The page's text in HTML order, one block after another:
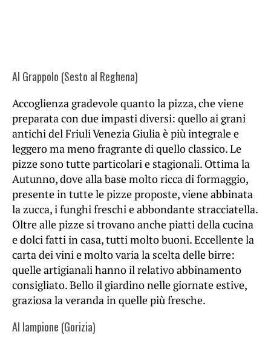
Al Grappolo (Sesto al Reghena)
Accoglienza gradevole quanto la pizza, che viene
preparata con due impasti diversi: quello ai grani
antichi del Friuli Venezia Giulia è più integrale e
leggero ma meno fragrante di quello classico. Le
pizze sono tutte particolari e stagionali. Ottima la
Autunno, dove alla base molto ricca di formaggio,
presente in tutte le pizze proposte, viene abbinata
la zucca, i funghi freschi e abbondante stracciatella.
Oltre alle pizze si trovano anche piatti della cucina
e dolci fatti in casa, tutti molto buoni. Eccellente la
carta dei vini e molto varia la scelta delle birre:
quelle artigianali hanno il relativo abbinamento
consigliato. Bello il giardino nelle giornate estive,
graziosa la veranda in quelle più fresche.
Al lampione (Gorizia)